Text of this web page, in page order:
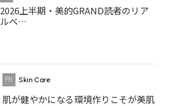
2026上半期・美的GRAND読者のリア
ルベ…
Skin Care
肌が健やかになる環境作りこそが美肌